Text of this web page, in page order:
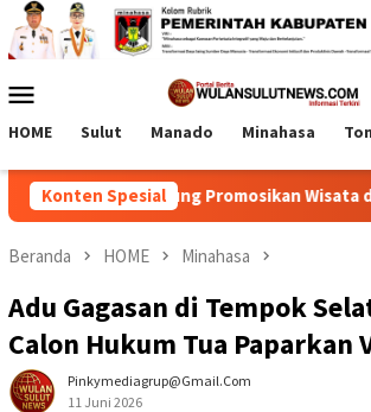
Loncat
ke
konten
Mobile
HOME Sulut Manado Minahasa
Konten Spesial
RD-Vasung Promosikan Wisata dan Ekraf
Beranda HOME Minahasa
Adu Gagasan di Tempok
Calon Hukum Tua Paparkan
Pinkymediagrup@gmail.com
11 Juni 2026